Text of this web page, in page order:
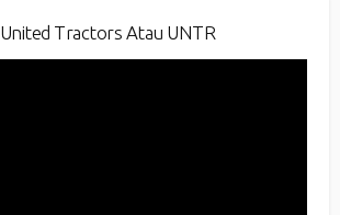
United Tractors Atau UNTR